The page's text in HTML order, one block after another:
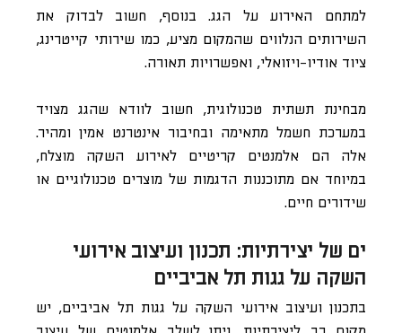
למתחם האירוע על הגג. בנוסף, חשוב לבדוק את
השירותים הנלווים שהמקום מציע, כמו שירותי קייטרינג,
ציוד אודיו-ויזואלי, ואפשרויות תאורה.
מבחינת תשתית טכנולוגית, חשוב לוודא שהגג מצויד
במערכת חשמל מתאימה ובחיבור אינטרנט אמין ומהיר.
אלה הם אלמנטים קריטיים לאירוע השקה מוצלח,
במיוחד אם מתוכננות הדגמות של מוצרים טכנולוגיים או
שידורים חיים.
ים של יצירתיות: תכנון ועיצוב אירועי
השקה על גגות תל אביביים
בתכנון ועיצוב אירועי השקה על גגות תל אביביים, יש